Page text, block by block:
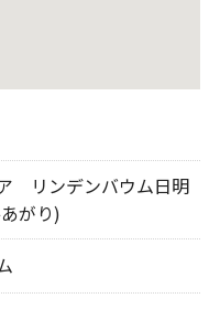
リンデンバウム日明
がり)